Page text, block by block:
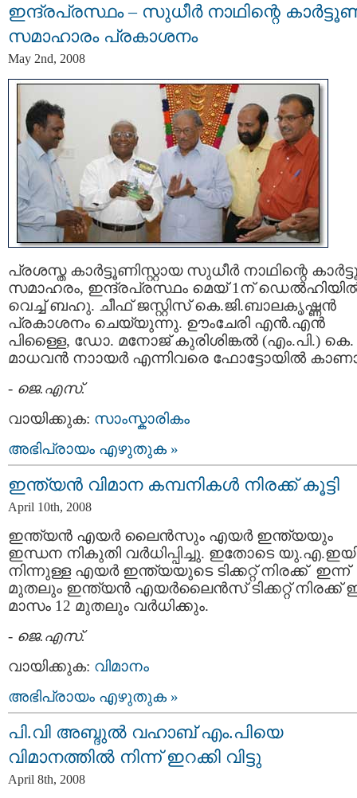
ഇന്ദ്രപ്രസ്ഥം – സുധീര്‍ നാഥിന്റെ
സമാഹാരം പ്രകാശനം
May 2nd, 2008
പ്രശസ്ത കാര്‍ട്ടൂണിസ്റ്റായ സുധീര്‍ നാഥിന്റെ
സമാഹരം, ഇന്ദ്രപ്രസ്ഥം മെയ് 1ന്
വെച്ച് ബഹു. ചീഫ് ജസ്റ്റിസ് കെ.ജി.ബാലകൃഷ്ണന്‍
പ്രകാശനം ചെയ്യുന്നു. ഊംചേരി എന്‍.എന്‍
പിള്ളൈ, ഡോ. മനോജ് കുരിശിങ്കല്‍ (എം.പി.) കെ.
മാധവന്‍ നാ‍ായര്‍ എന്നിവരെ ഫോട്ടോയില്‍
- ജെ.എസ്.
വായിക്കുക: സാംസ്കാരികം
അഭിപ്രായം എഴുതുക »
ഇന്ത്യന്‍ വിമാന കമ്പനികള്‍ നിരക്ക് കൂട്ടി
April 10th, 2008
ഇന്ത്യന്‍ എയര്‍ ലൈന്‍സും എയര്‍ ഇന്ത്യയും
ഇന്ധന നികുതി വര്‍ധിപ്പിച്ചു. ഇതോടെ
നിന്നുള്ള എയര്‍ ഇന്ത്യയുടെ ടിക്കറ്റ് നിരക്ക് ‍ ഇന്ന്
മുതലും‍ ഇന്ത്യന്‍ എയര്‍ലൈന്‍സ് ടിക്കറ്റ്
മാസം 12 മുതലും വര്‍ധിക്കും.
- ജെ.എസ്.
വായിക്കുക: വിമാനം
അഭിപ്രായം എഴുതുക »
പി.വി അബ്ദുല്‍ വഹാബ് എം.പിയെ
വിമാനത്തില്‍ നിന്ന് ഇറക്കി വിട്ടു
April 8th, 2008